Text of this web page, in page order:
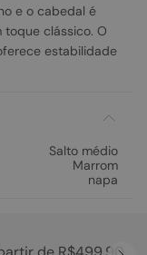
e o cabedal é
clássico. O
estabilidade
Salto médio
Marrom
napa